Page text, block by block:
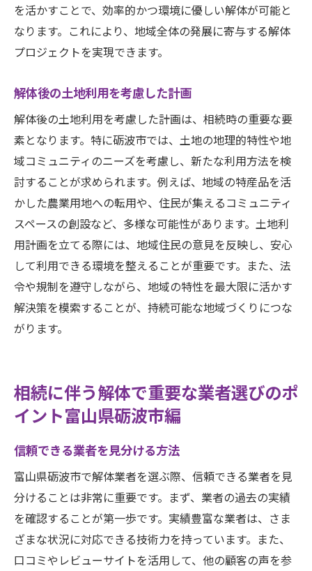
を活かすことで、効率的かつ環境に優しい解体が可能と
なります。これにより、地域全体の発展に寄与する解体
プロジェクトを実現できます。
解体後の土地利用を考慮した計画
解体後の土地利用を考慮した計画は、相続時の重要な要
素となります。特に砺波市では、土地の地理的特性や地
域コミュニティのニーズを考慮し、新たな利用方法を検
討することが求められます。例えば、地域の特産品を活
かした農業用地への転用や、住民が集えるコミュニティ
スペースの創設など、多様な可能性があります。土地利
用計画を立てる際には、地域住民の意見を反映し、安心
して利用できる環境を整えることが重要です。また、法
令や規制を遵守しながら、地域の特性を最大限に活かす
解決策を模索することが、持続可能な地域づくりにつな
がります。
相続に伴う解体で重要な業者選びのポ
イント富山県砺波市編
信頼できる業者を見分ける方法
富山県砺波市で解体業者を選ぶ際、信頼できる業者を見
分けることは非常に重要です。まず、業者の過去の実績
を確認することが第一歩です。実績豊富な業者は、さま
ざまな状況に対応できる技術力を持っています。また、
口コミやレビューサイトを活用して、他の顧客の声を参